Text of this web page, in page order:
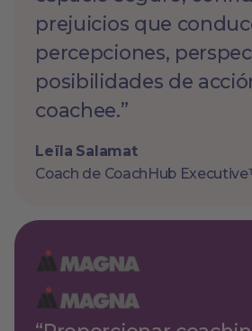
prejuicios que
percepciones,
posibilidades de
coachee.”
Leïla Salamat
Coach de CoachHub